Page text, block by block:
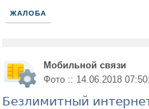
ЖАЛОБА
Мобильной связи
Фото :: 14.06.2018
Безлимитный